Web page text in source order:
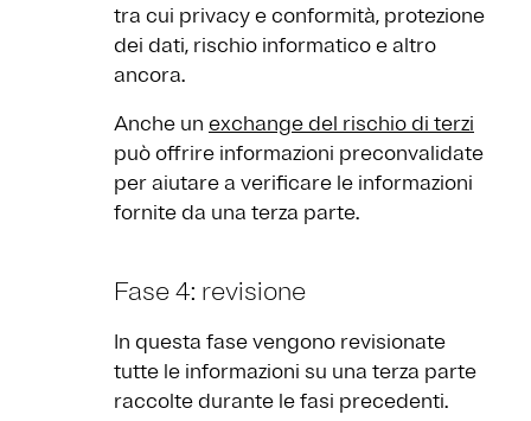
tra cui privacy e conformità, protezione
dei dati, rischio informatico e altro
ancora.
Anche un exchange del rischio di terzi
può offrire informazioni preconvalidate
per aiutare a verificare le informazioni
fornite da una terza parte.
Fase 4: revisione
In questa fase vengono revisionate
tutte le informazioni su una terza parte
raccolte durante le fasi precedenti.